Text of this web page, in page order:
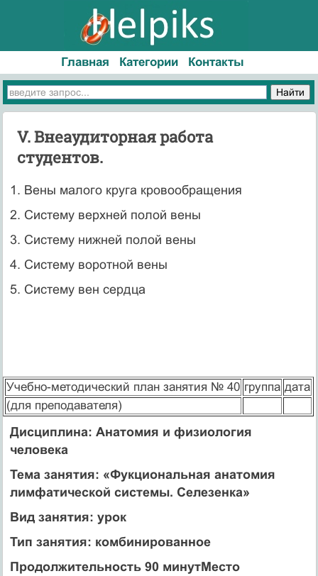
Главная Категории Контакты
V. Внеаудиторная работа
студентов.
1. Вены малого круга кровообращения
2. Систему верхней полой вены
3. Систему нижней полой вены
4. Систему воротной вены
5. Систему вен сердца
Учебно-методический план занятия № 40 группа дата
(для преподавателя)
Дисциплина: Анатомия и физиология
человека
Тема занятия: «Фукциональная анатомия
лимфатической системы. Селезенка»
Вид занятия: урок
Тип занятия: комбинированное
Продолжительность 90 минутМесто